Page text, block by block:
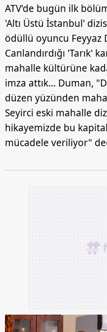
ATV'de bugün ilk
'Altı Üstü İstanbul'
ödüllü oyuncu Feyyaz
Canlandırdığı 'Tarık'
mahalle kültürüne
imza attık... Duman,
düzen yüzünden
Seyirci eski mahalle
hikayemizde bu
mücadele veriliyor"